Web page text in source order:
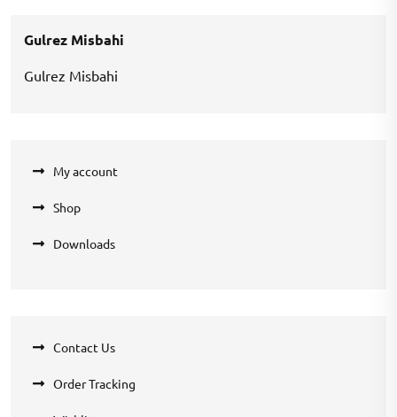
Gulrez Misbahi
Gulrez Misbahi
My account
Shop
Downloads
Contact Us
Order Tracking